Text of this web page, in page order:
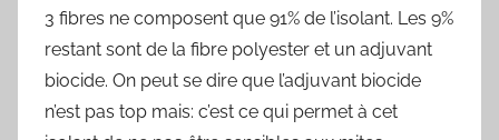
3 fibres ne composent que 91% de l’isolant. Les 9%
restant sont de la fibre polyester et un adjuvant
biocide. On peut se dire que l’adjuvant biocide
n’est pas top mais: c’est ce qui permet à cet